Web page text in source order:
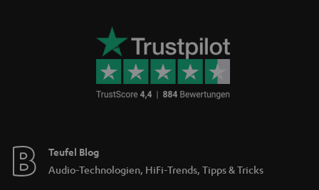
Teufel Blog
Audio-Technologien, HiFi-Trends, Tipps & Tricks